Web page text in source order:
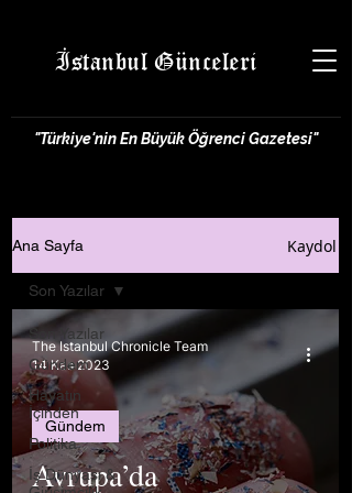
İstanbul Günceleri
"Türkiye'nin En Büyük Öğrenci Gazetesi"
Ana Sayfa Kaydol
Son Yazılar
Gündem
Hayatın
İçinden
Politika
İş Dünyası &
Son Yazılar
Avrupa’da
Gündem
The Istanbul Chronicle Team
14 Kas 2023